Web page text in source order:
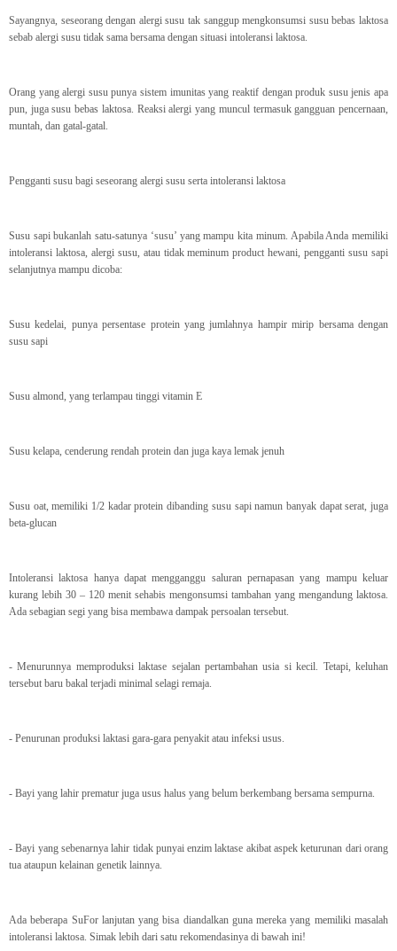
Sayangnya, seseorang dengan alergi susu tak sanggup mengkonsumsi susu bebas laktosa
sebab alergi susu tidak sama bersama dengan situasi intoleransi laktosa.
Orang yang alergi susu punya sistem imunitas yang reaktif dengan produk susu jenis apa
pun, juga susu bebas laktosa. Reaksi alergi yang muncul termasuk gangguan pencernaan,
muntah, dan gatal-gatal.
Pengganti susu bagi seseorang alergi susu serta intoleransi laktosa
Susu sapi bukanlah satu-satunya ‘susu’ yang mampu kita minum. Apabila Anda memiliki
intoleransi laktosa, alergi susu, atau tidak meminum product hewani, pengganti susu sapi
selanjutnya mampu dicoba:
Susu kedelai, punya persentase protein yang jumlahnya hampir mirip bersama dengan
susu sapi
Susu almond, yang terlampau tinggi vitamin E
Susu kelapa, cenderung rendah protein dan juga kaya lemak jenuh
Susu oat, memiliki 1/2 kadar protein dibanding susu sapi namun banyak dapat serat, juga
beta-glucan
Intoleransi laktosa hanya dapat mengganggu saluran pernapasan yang mampu keluar
kurang lebih 30 – 120 menit sehabis mengonsumsi tambahan yang mengandung laktosa.
Ada sebagian segi yang bisa membawa dampak persoalan tersebut.
- Menurunnya memproduksi laktase sejalan pertambahan usia si kecil. Tetapi, keluhan
tersebut baru bakal terjadi minimal selagi remaja.
- Penurunan produksi laktasi gara-gara penyakit atau infeksi usus.
- Bayi yang lahir prematur juga usus halus yang belum berkembang bersama sempurna.
- Bayi yang sebenarnya lahir tidak punyai enzim laktase akibat aspek keturunan dari orang
tua ataupun kelainan genetik lainnya.
Ada beberapa SuFor lanjutan yang bisa diandalkan guna mereka yang memiliki masalah
intoleransi laktosa. Simak lebih dari satu rekomendasinya di bawah ini!